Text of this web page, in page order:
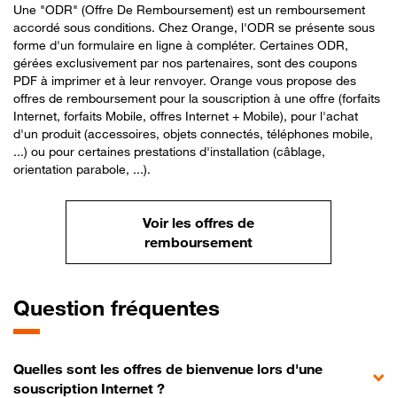
Une "ODR" (Offre De Remboursement) est un remboursement
accordé sous conditions. Chez Orange, l'ODR se présente sous
forme d'un formulaire en ligne à compléter. Certaines ODR,
gérées exclusivement par nos partenaires, sont des coupons
PDF à imprimer et à leur renvoyer. Orange vous propose des
offres de remboursement pour la souscription à une offre (forfaits
Internet, forfaits Mobile, offres Internet + Mobile), pour l'achat
d'un produit (accessoires, objets connectés, téléphones mobile,
...) ou pour certaines prestations d'installation (câblage,
orientation parabole, ...).
Voir les offres de
remboursement
Question fréquentes
Quelles sont les offres de bienvenue lors d'une
souscription Internet ?